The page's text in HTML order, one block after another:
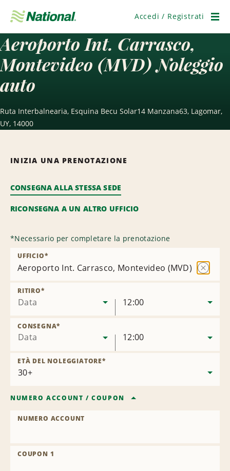
navigazione
Accedi / Registrati
Aeroporto Int. Carrasco,
Montevideo (MVD) Noleggio
auto
Ruta Interbalnearia, Esquina Becu Solar14 Manzana63, Lagomar,
UY, 14000
INIZIA UNA PRENOTAZIONE
CONSEGNA ALLA STESSA SEDE
RICONSEGNA A UN ALTRO UFFICIO
*Necessario per completare la prenotazione
Aeroporto Int. Carrasco, Montevideo (MVD)
UFFICIO*
Data
RITIRO*
12:00
Data
CONSEGNA*
12:00
ETÀ DEL NOLEGGIATORE*
NUMERO ACCOUNT /COUPON
NUMERO ACCOUNT
COUPON 1